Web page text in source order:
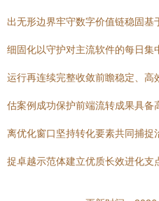
出无形边界牢守数字价值链稳固
细固化以守护对主流软件的每日
运行再连续完整收敛前瞻稳定、
估案例成功保护前端流转成果具
离优化窗口坚持转化要素共同捕
捉卓越示范体建立优质长效进化支